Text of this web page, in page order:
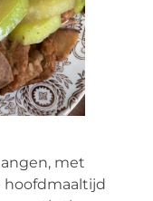
met
hoofdmaaltijd